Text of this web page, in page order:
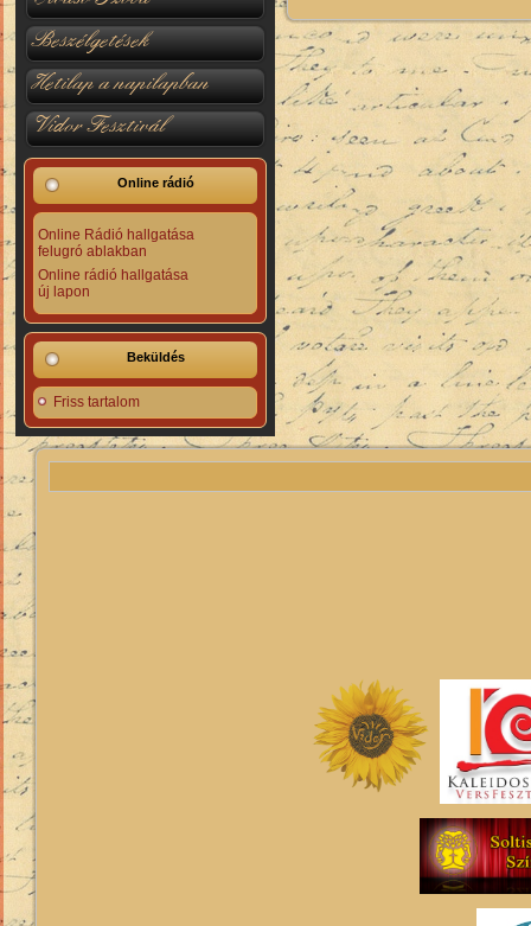
Beszélgetések
Hetilap a napilapban
Vidor Fesztivál
Online rádió
Online Rádió hallgatása
felugró ablakban
Online rádió hallgatása
új lapon
Beküldés
Friss tartalom